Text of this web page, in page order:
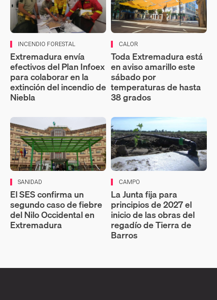
INCENDIO FORESTAL
Extremadura envía
efectivos del Plan Infoex
para colaborar en la
extinción del incendio de
Niebla
CALOR
Toda Extremadura está
en aviso amarillo este
sábado por
temperaturas de hasta
38 grados
SANIDAD
El SES confirma un
segundo caso de fiebre
del Nilo Occidental en
Extremadura
CAMPO
La Junta fija para
principios de 2027 el
inicio de las obras del
regadío de Tierra de
Barros